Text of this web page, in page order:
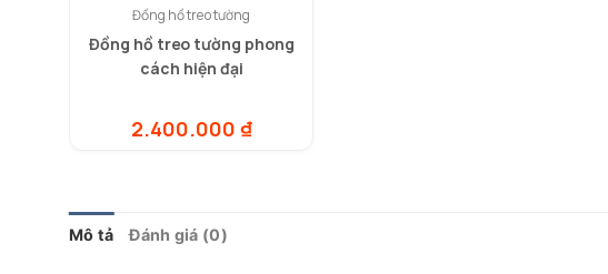
Đồng hồ treo tường
Đồng hồ treo tường phong
cách hiện đại
2.400.000 ₫
Mô tả Đánh giá (0)